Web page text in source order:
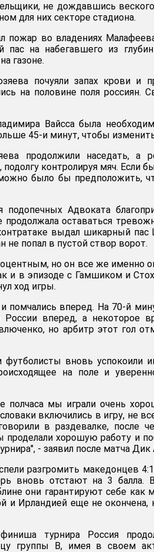
не дождавшись веского
для них секторе стадиона.
пожар во владениях
на набегавшего из
газоне.
почуяли запах крови и
на половине поля россиян.
Вайсса была
45-и минут, чтобы
продолжили наседать, а
контролируя мяч. Если
было бы предположить,
Адвоката
продолжала оставаться
выдал шикарный пас
попал в пустой створ ворот.
но он все же именно
и в эпизоде с Гамшиком и
ход игры.
помчались вперед. На 70-й
вперед, а некоторое
но арбитр этот гол
вновь успокоили
на поле и
полчаса мы играли очень
включились в игру, не
в раздевалке, после
хорошую работу и
- заявил после матча Дик
разгромить македонцев
вновь отстают на 3 балла.
они гарантируют себе
и Ирландией еще не окончена,
турнира Россия
группы В, имея в своем